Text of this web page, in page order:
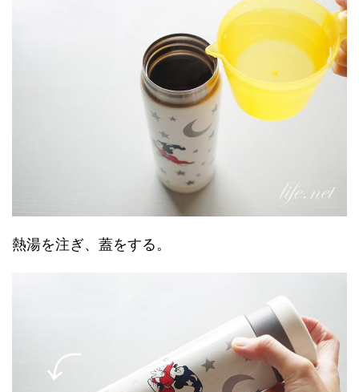
熱湯を注ぎ、蓋をする。